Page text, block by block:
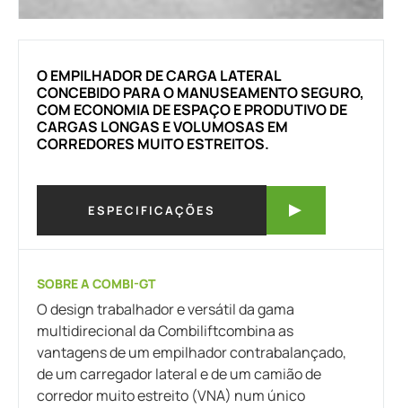
O EMPILHADOR DE CARGA LATERAL
CONCEBIDO PARA O MANUSEAMENTO SEGURO,
COM ECONOMIA DE ESPAÇO E PRODUTIVO DE
CARGAS LONGAS E VOLUMOSAS EM
CORREDORES MUITO ESTREITOS.
ESPECIFICAÇÕES
SOBRE A COMBI-GT
O design trabalhador e versátil da gama
multidirecional da Combiliftcombina as
vantagens de um empilhador contrabalançado,
de um carregador lateral e de um camião de
corredor muito estreito (VNA) num único